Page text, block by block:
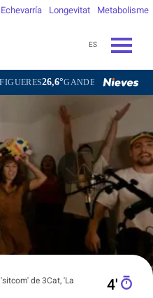
Longevitat Metabolisme
ES
GANDESA23,9°L'HOSPITALET DE
de 3Cat, 'La
4′